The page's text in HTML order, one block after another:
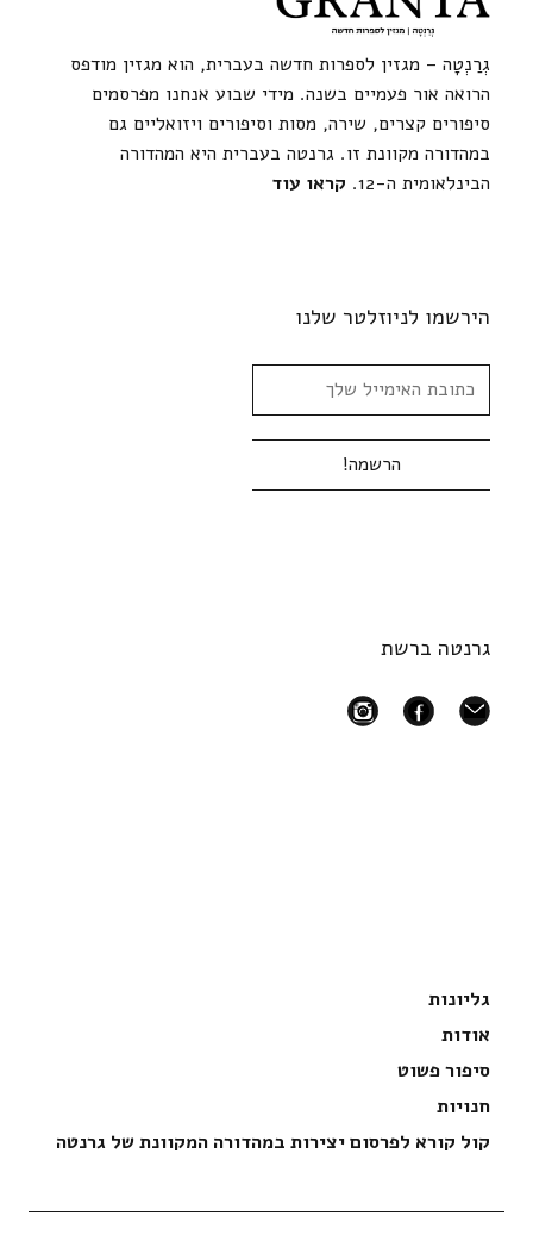
גְרַנְטָה – מגזין לספרות חדשה בעברית, הוא מגזין מודפס
הרואה אור פעמיים בשנה. מידי שבוע אנחנו מפרסמים
סיפורים קצרים, שירה, מסות וסיפורים ויזואליים גם
במהדורה מקוונת זו. גרנטה בעברית היא המהדורה
הבינלאומית ה-12.
קראו עוד
הירשמו לניוזלטר שלנו
גרנטה ברשת
mail
facebook
instagram
גליונות
אודות
סיפור פשוט
חנויות
קול קורא לפרסום יצירות במהדורה המקוונת של גרנטה